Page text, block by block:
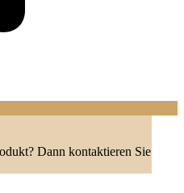
Dann kontaktieren Sie